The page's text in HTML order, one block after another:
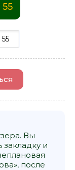
55
Вы
и
после